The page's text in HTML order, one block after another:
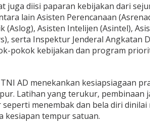
juga diisi paparan kebijakan dari
lain Asisten Perencanaan
(Aslog), Asisten Intelijen (Asintel),
serta Inspektur Jenderal Angkatan
pokok kebijakan dan program
AD menekankan kesiapsiagaan
Latihan yang terukur, pembinaan
menembak dan bela diri dinilai
kesiapan tempur satuan.